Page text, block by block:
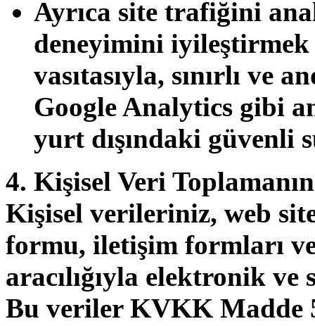
Ayrıca site trafiğini
deneyimini iyileştirmek
vasıtasıyla, sınırlı
Google Analytics gibi
yurt dışındaki güvenli
4. Kişisel Veri
Kişisel verileriniz, web
formu, iletişim formları
aracılığıyla elektronik
Bu veriler KVKK Madde